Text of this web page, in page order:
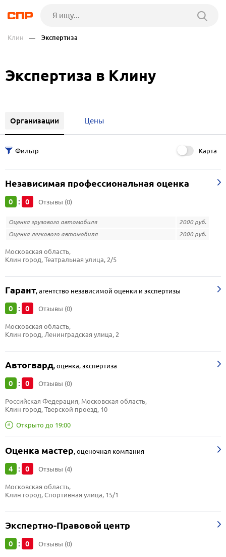
Клин — Экспертиза
Экспертиза в Клину
Организации Цены
Карта
Независимая профессиональная оценка
0 : 0 Отзывы (0)
Оценка грузового автомобиля
2000 руб.
Оценка легкового автомобиля
2000 руб.
Московская область,
Клин город, Театральная улица, 2/5
Гарант,агентство независимой оценки и экспертизы
0 : 0 Отзывы (0)
Московская область,
Клин город, Ленинградская улица, 2
Автогвард,оценка, экспертиза
0 : 0 Отзывы (0)
Открыто до 19:00
Российская Федерация, Московская область,
Клин город, Тверской проезд, 10
Оценка мастер,оценочная компания
4 : 0 Отзывы (4)
Московская область,
Клин город, Спортивная улица, 15/1
Экспертно-Правовой центр
0 : 0 Отзывы (0)